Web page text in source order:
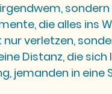
die alles ins
verletzen,
Distanz, die
jemanden in eine